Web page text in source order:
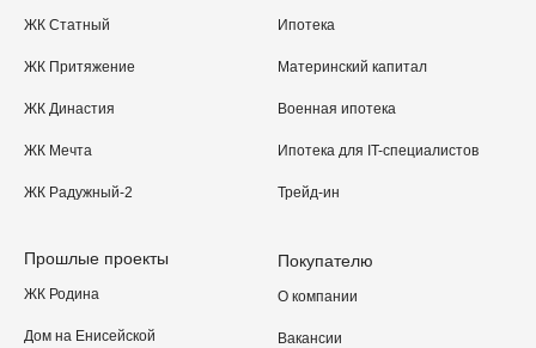
ЖК Статный
ЖК Притяжение
ЖК Династия
ЖК Мечта
ЖК Радужный-2
Прошлые проекты
ЖК Родина
Дом на Енисейской
Ипотека
Материнский капитал
Военная ипотека
Ипотека для IT-специалистов
Трейд-ин
Покупателю
О компании
Вакансии